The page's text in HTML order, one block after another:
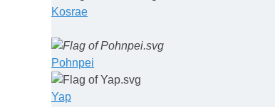
Kosrae
Pohnpei
Yap